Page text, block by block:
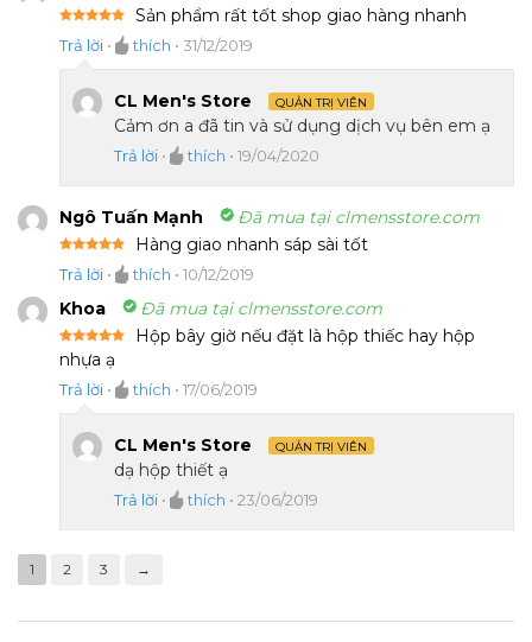
hạng55
Sản phẩm rất tốt shop giao hàng nhanh
Trả lời • thích • 31/12/2019
CL Men's Store QUẢN TRỊ VIÊN
Cảm ơn a đã tin và sử dụng dịch vụ bên em ạ
Trả lời • thích • 19/04/2020
Ngô Tuấn Mạnh Đã mua tại clmensstore.com
hạng55
Hàng giao nhanh sáp sài tốt
Trả lời • thích • 10/12/2019
Khoa Đã mua tại clmensstore.com
Được xếp
hạng5 5
Hộp bây giờ nếu đặt là hộp thiếc hay hộp
nhựa ạ
Trả lời • thích • 17/06/2019
CL Men's Store QUẢN TRỊ VIÊN
dạ hộp thiết ạ
Trả lời • thích • 23/06/2019
1 2 3 →